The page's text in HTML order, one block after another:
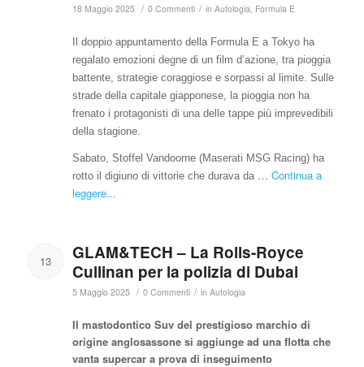
18 Maggio 2025 / 0 Commenti / in Autologia Formula E
Il doppio appuntamento della Formula E a Tokyo ha
regalato emozioni degne di un film d’azione, tra pioggia
battente, strategie coraggiose e sorpassi al limite. Sulle
strade della capitale giapponese, la pioggia non ha
frenato i protagonisti di una delle tappe più imprevedibili
della stagione.
Sabato, Stoffel Vandoorne (Maserati MSG Racing) ha
rotto il digiuno di vittorie che durava da … Continua a
leggere...
13
GLAM&TECH – La Rolls-Royce
Cullinan per la polizia di Dubai
5 Maggio 2025 / 0 Commenti / in Autologia
Il mastodontico Suv del prestigioso marchio di
origine anglosassone si aggiunge ad una flotta che
vanta supercar a prova di inseguimento